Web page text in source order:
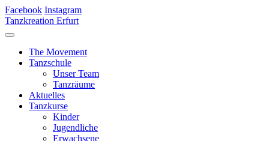
Facebook Instagram
Tanzkreation Erfurt
The Movement
Tanzschule
Unser Team
Tanzräume
Aktuelles
Tanzkurse
Kinder
Jugendliche
Erwachsene